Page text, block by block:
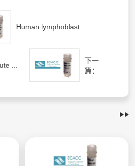
Human lymphoblast
...
下一
篇：